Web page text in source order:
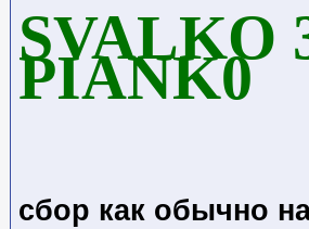
SVALKO
PIANK0
сбор как обычно